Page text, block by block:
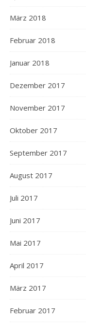
März 2018
Februar 2018
Januar 2018
Dezember 2017
November 2017
Oktober 2017
September 2017
August 2017
Juli 2017
Juni 2017
Mai 2017
April 2017
März 2017
Februar 2017